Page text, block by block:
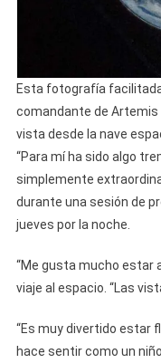
Esta fotografía facilitada
comandante de Artemis
vista desde la nave
“Para mí ha sido algo
simplemente
durante una sesión de
jueves por la noche.
“Me gusta mucho estar
viaje al espacio. “Las
“Es muy divertido estar
hace sentir como un niño